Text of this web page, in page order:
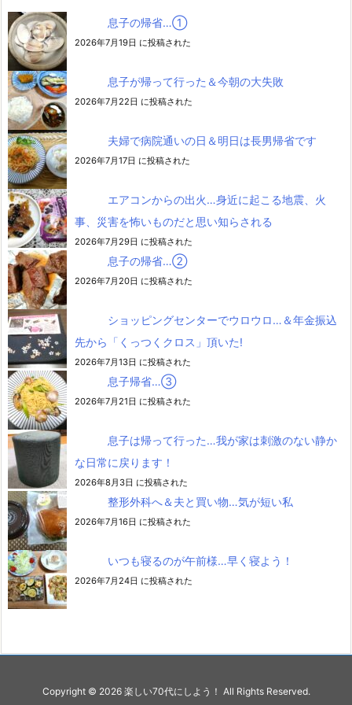
息子の帰省…➀
2026年7月19日 に投稿された
息子が帰って行った＆今朝の大失敗
2026年7月22日 に投稿された
夫婦で病院通いの日＆明日は長男帰省です
2026年7月17日 に投稿された
エアコンからの出火…身近に起こる地震、火
事、災害を怖いものだと思い知らされる
2026年7月29日 に投稿された
息子の帰省…②
2026年7月20日 に投稿された
ショッピングセンターでウロウロ…＆年金振込
先から「くっつくクロス」頂いた!
2026年7月13日 に投稿された
息子帰省…③
2026年7月21日 に投稿された
息子は帰って行った…我が家は刺激のない静か
な日常に戻ります！
2026年8月3日 に投稿された
整形外科へ＆夫と買い物…気が短い私
2026年7月16日 に投稿された
いつも寝るのが午前様…早く寝よう！
2026年7月24日 に投稿された
Copyright © 2026 楽しい70代にしよう！ All Rights Reserved.